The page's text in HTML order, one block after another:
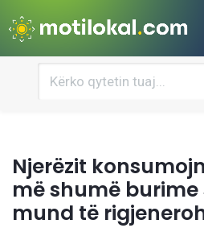
Njerëzit
më shumë burime
mund të